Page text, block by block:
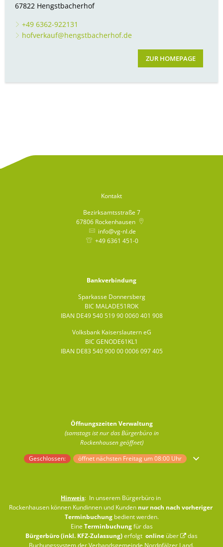
67822 Hengstbacherhof
+49 6362-922131
hofverkauf@hengstbacherhof.de
ZUR HOMEPAGE
Kontakt
Bezirksamtsstraße 7
67806 Rockenhausen
info@vg-nl.de
+49 6361 451-0
Bankverbindung
Sparkasse Donnersberg
BIC MALADE51ROK
IBAN DE49 540 519 90 0060 401 908
Volksbank Kaiserslautern eG
BIC GENODE61KL1
IBAN DE83 540 900 00 0006 097 405
Öffnungszeiten Verwaltung
(samstags ist nur das Bürgerbüro in
Rockenhausen geöffnet)
Klicken, um weitere Öffnungs- oder Schließzeiten auszublenden
Geschlossen: öffnet nächsten Freitag um 08:00 Uhr
Hinweis: In unserem Bürgerbüro in
Rockenhausen können Kundinnen und Kunden nur noch nach vorheriger
Terminbuchungbedient werden.
Eine Terminbuchungfür das
Bürgerbüro (inkl. KFZ-Zulassung)erfolgt online über
das
Buchungssystem der Verbandsgemeinde Nordpfälzer Land.